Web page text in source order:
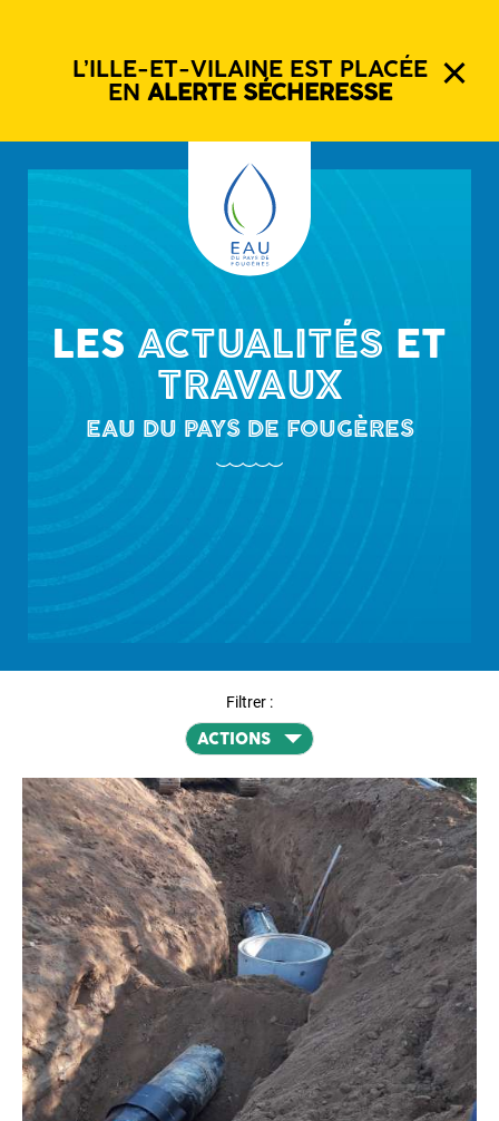
L’ILLE-ET-VILAINE EST PLACÉE
EN ALERTE SÉCHERESSE
LES ACTUALITÉS ET
TRAVAUX
EAU DU PAYS DE FOUGÈRES
Filtrer :
ACTIONS